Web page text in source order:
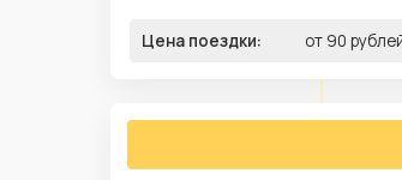
Цена поездки: от 90